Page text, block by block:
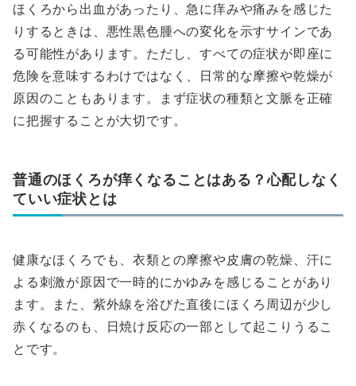
ほくろから出血があったり、急に痒みや痛みを感じた
りするときは、悪性黒色腫への変化を示すサインであ
る可能性があります。ただし、すべての症状が即座に
危険を意味するわけではなく、日常的な摩擦や乾燥が
原因のこともあります。まず症状の種類と文脈を正確
に把握することが大切です。
普通のほくろが痒くなることはある？心配しなく
ていい症状とは
健康なほくろでも、衣類との摩擦や皮膚の乾燥、汗に
よる刺激が原因で一時的にかゆみを感じることがあり
ます。また、紫外線を浴びた直後にほくろ周辺が少し
赤くなるのも、日焼け反応の一部として起こりうるこ
とです。